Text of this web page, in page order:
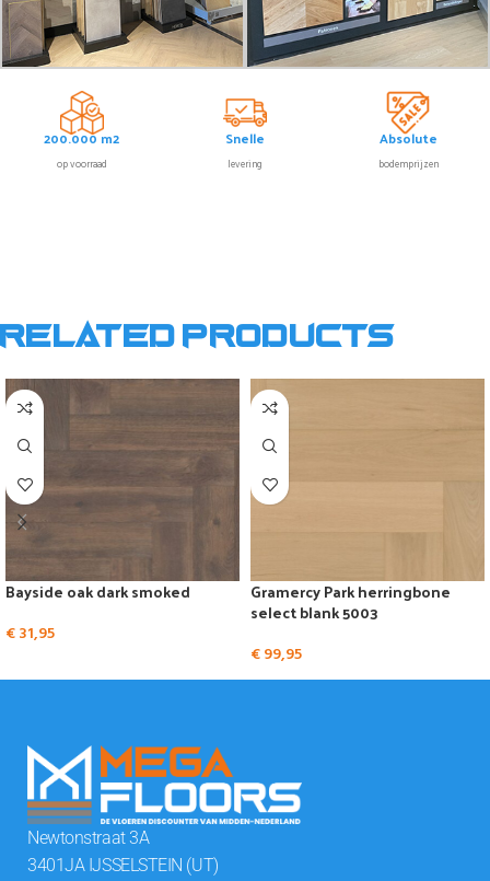
200.000 m2
op voorraad
Snelle
levering
Absolute
bodemprijzen
Related products
Bayside oak dark smoked
€31,95
Gramercy Park herringbone
select blank 5003
€99,95
Newtonstraat 3A
3401JA IJSSELSTEIN (UT)